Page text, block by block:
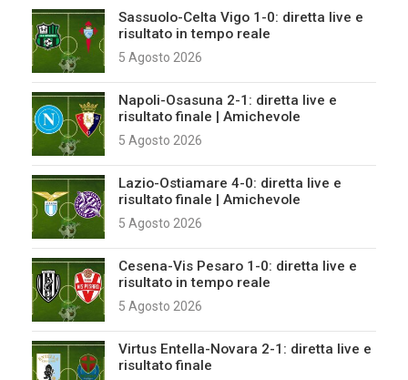
Sassuolo-Celta Vigo 1-0: diretta live e
risultato in tempo reale
5 Agosto 2026
Napoli-Osasuna 2-1: diretta live e
risultato finale | Amichevole
5 Agosto 2026
Lazio-Ostiamare 4-0: diretta live e
risultato finale | Amichevole
5 Agosto 2026
Cesena-Vis Pesaro 1-0: diretta live e
risultato in tempo reale
5 Agosto 2026
Virtus Entella-Novara 2-1: diretta live e
risultato finale